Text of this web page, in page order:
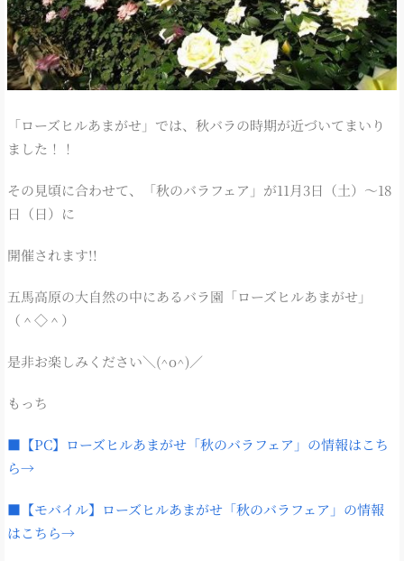
「ローズヒルあまがせ」では、秋バラの時期が近づいてまいり
ました！！
その見頃に合わせて、「秋のバラフェア」が11月3日（土）～18
日（日）に
開催されます!!
五馬高原の大自然の中にあるバラ園「ローズヒルあまがせ」
（＾◇＾）
是非お楽しみください＼(^o^)／
もっち
■【PC】ローズヒルあまがせ「秋のバラフェア」の情報はこち
ら→
■【モバイル】ローズヒルあまがせ「秋のバラフェア」の情報
はこちら→